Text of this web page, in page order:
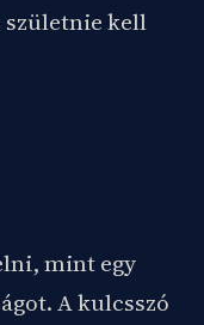
kell
mint egy
A kulcsszó